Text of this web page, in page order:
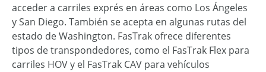
acceder a carriles exprés en áreas como Los Ángeles
y San Diego. También se acepta en algunas rutas del
estado de Washington. FasTrak ofrece diferentes
tipos de transpondedores, como el FasTrak Flex para
carriles HOV y el FasTrak CAV para vehículos